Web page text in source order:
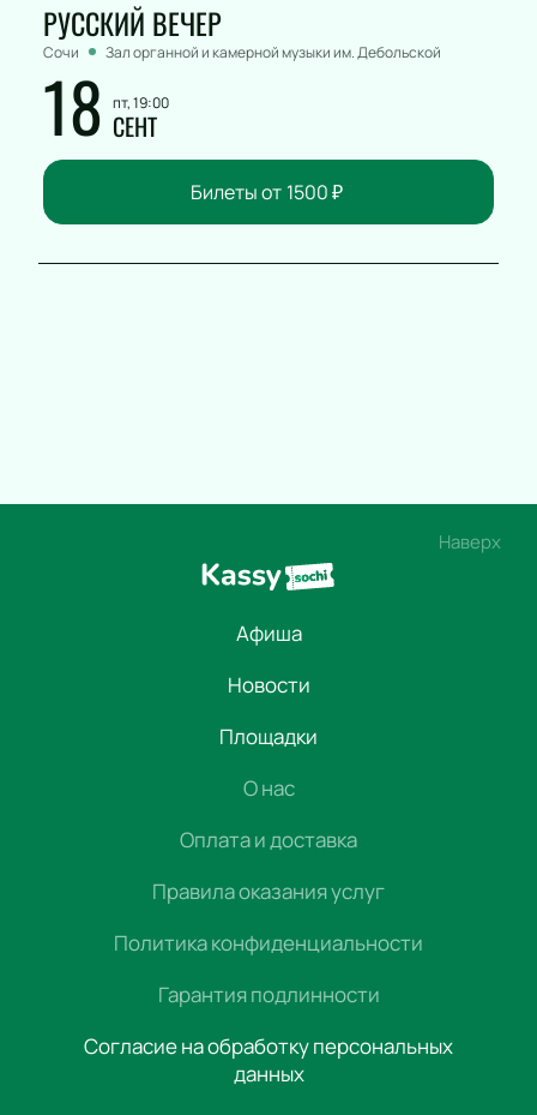
РУССКИЙ ВЕЧЕР
Сочи Зал органной и камерной музыки им. Дебольской
18 пт, 19:00
СЕНТ
Билеты от 1500₽
Наверх
Афиша
Новости
Площадки
О нас
Оплата и доставка
Правила оказания услуг
Политика конфиденциальности
Гарантия подлинности
Согласие на обработку персональных
данных